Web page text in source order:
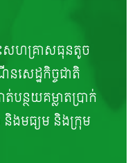
ះសហគ្រាសធុនតូច
េដ្ឋកិច្ចជាតិ
ន្ថយគម្លាតប្រាក់
ងមធ្យម និងក្រុម